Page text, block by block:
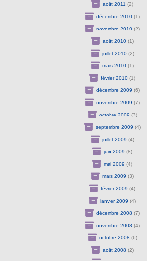
août 2011 (2)
décembre 2010 (1)
novembre 2010 (2)
août 2010(1)
juillet 2010(2)
mars 2010 (1)
février 2010 (1)
décembre 2009 (6)
novembre 2009 (7)
octobre 2009 (3)
septembre 2009 (4)
juillet 2009 (4)
juin 2009 (8)
mai 2009 (4)
mars 2009 (3)
février 2009 (4)
janvier 2009 (4)
décembre 2008 (7)
novembre 2008 (4)
octobre 2008 (6)
août 2008 (2)